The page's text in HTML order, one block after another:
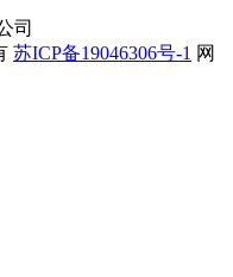
司
苏ICP备19046306号-1 网